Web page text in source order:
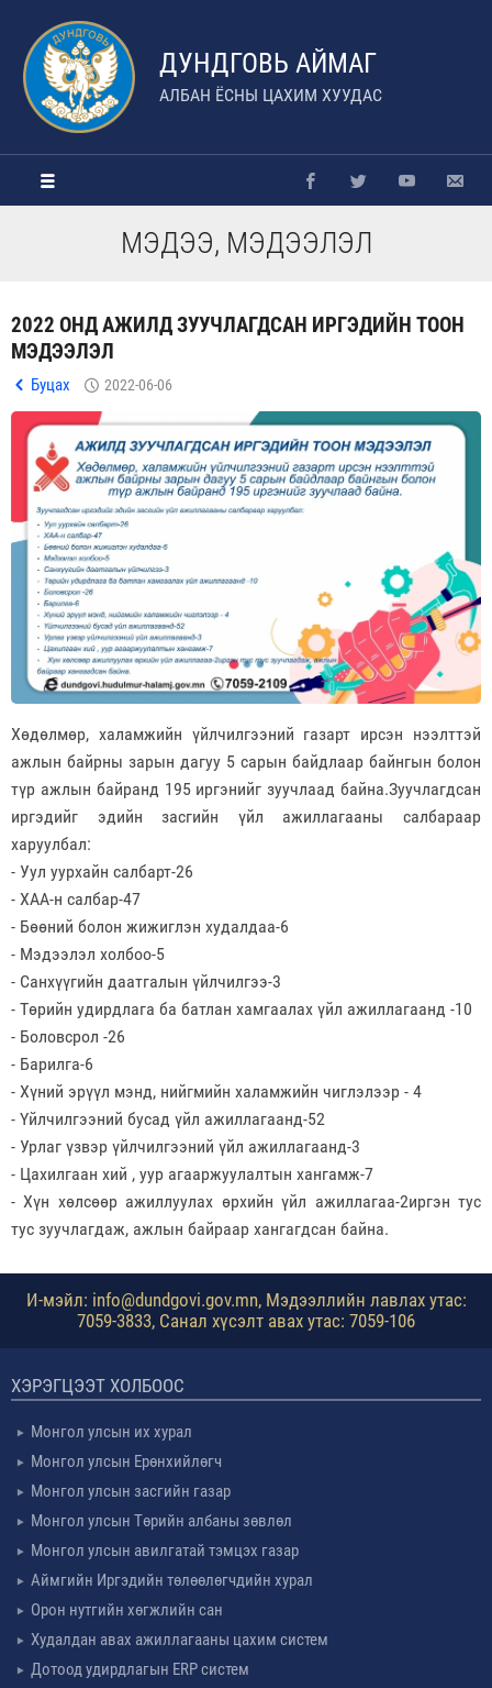
ДУНДГОВЬ АЙМАГ
АЛБАН ЁСНЫ ЦАХИМ ХУУДАС
МЭДЭЭ, МЭДЭЭЛЭЛ
2022 ОНД АЖИЛД ЗУУЧЛАГДСАН ИРГЭДИЙН ТООН
МЭДЭЭЛЭЛ
Буцах 2022-06-06
Хөдөлмөр, халамжийн үйлчилгээний газарт ирсэн нээлттэй
ажлын байрны зарын дагуу 5 сарын байдлаар байнгын болон
түр ажлын байранд 195 иргэнийг зуучлаад байна.Зуучлагдсан
иргэдийг эдийн засгийн үйл ажиллагааны салбараар
харуулбал:
- Уул уурхайн салбарт-26
- ХАА-н салбар-47
- Бөөний болон жижиглэн худалдаа-6
- Мэдээлэл холбоо-5
- Санхүүгийн даатгалын үйлчилгээ-3
- Төрийн удирдлага ба батлан хамгаалах үйл ажиллагаанд -10
- Боловсрол -26
- Барилга-6
- Хүний эрүүл мэнд, нийгмийн халамжийн чиглэлээр - 4
- Үйлчилгээний бусад үйл ажиллагаанд-52
- Урлаг үзвэр үйлчилгээний үйл ажиллагаанд-3
- Цахилгаан хий , уур агааржуулалтын хангамж-7
- Хүн хөлсөөр ажиллуулах өрхийн үйл ажиллагаа-2иргэн тус
тус зуучлагдаж, ажлын байраар хангагдсан байна.
И-мэйл: info@dundgovi.gov.mn, Мэдээллийн лавлах утас:
7059-3833, Санал хүсэлт авах утас: 7059-106
ХЭРЭГЦЭЭТ ХОЛБООС
Монгол улсын их хурал
Монгол улсын Ерөнхийлөгч
Монгол улсын засгийн газар
Монгол улсын Төрийн албаны зөвлөл
Монгол улсын авилгатай тэмцэх газар
Аймгийн Иргэдийн төлөөлөгчдийн хурал
Орон нутгийн хөгжлийн сан
Худалдан авах ажиллагааны цахим систем
Дотоод удирдлагын ERP систем